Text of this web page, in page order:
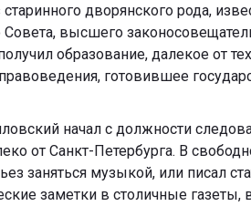
дворянского рода,
высшего
образование, далекое от
готовившее
начал с должности
от Санкт-Петербурга. В
заняться музыкой, или писал
заметки в столичные газеты,